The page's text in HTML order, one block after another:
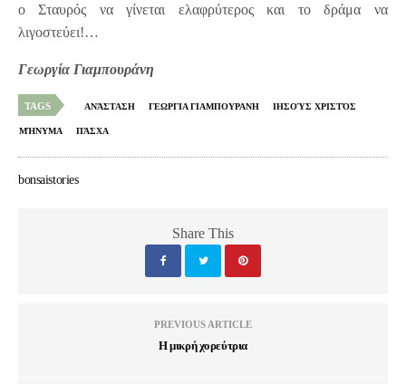
ο Σταυρός να γίνεται ελαφρύτερος και το δράμα να
λιγοστεύει!…
Γεωργία Γιαμπουράνη
TAGS ΑΝΆΣΤΑΣΗ ΓΕΩΡΓΙΑ ΓΙΑΜΠΟΥΡΑΝΗ ΙΗΣΟΎΣ ΧΡΙΣΤΌΣ
ΜΉΝΥΜΑ ΠΆΣΧΑ
bonsaistories
Share This
PREVIOUS ARTICLE
Η μικρή χορεύτρια